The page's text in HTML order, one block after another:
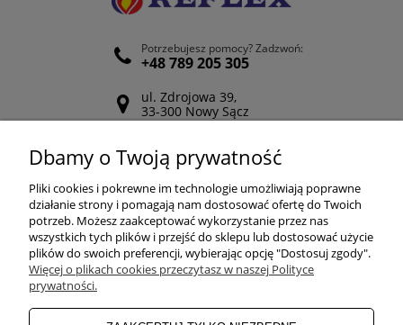
Potrzebujesz pomocy? Zadzwoń:
+48 789 205 305
ul. Zdrojowa 39,
33-300 Nowy Sącz
Odwiedź nasz Facebook
POMOC
ZAKUPY
MOJE KONTO
Dbamy o Twoją prywatność
Pliki cookies i pokrewne im technologie umożliwiają poprawne
działanie strony i pomagają nam dostosować ofertę do Twoich
potrzeb. Możesz zaakceptować wykorzystanie przez nas
wszystkich tych plików i przejść do sklepu lub dostosować użycie
plików do swoich preferencji, wybierając opcję "Dostosuj zgody".
Więcej o plikach cookies przeczytasz w naszej Polityce
prywatności.